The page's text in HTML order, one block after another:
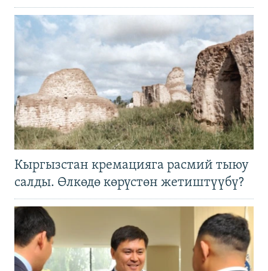
Кыргызстан кремацияга расмий тыюу
салды. Өлкөдө көрүстөн жетиштүүбү?